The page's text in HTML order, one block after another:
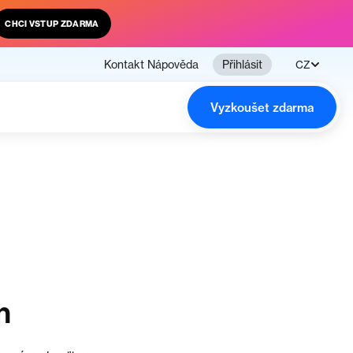
CHCI VSTUP ZDARMA
Kontakt Nápověda Přihlásit CZ
Vyzkoušet zdarma